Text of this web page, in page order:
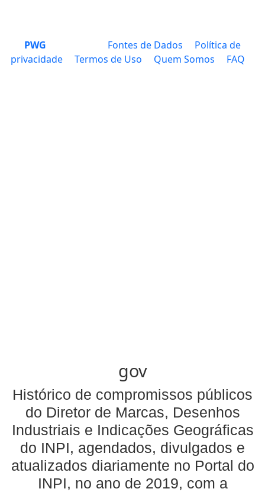
PWG Fontes de Dados
Política de
privacidade
Termos de Uso Quem Somos FAQ
gov
Histórico de compromissos públicos
do Diretor de Marcas, Desenhos
Industriais e Indicações Geográficas
do INPI, agendados, divulgados e
atualizados diariamente no Portal do
INPI, no ano de 2019, com a